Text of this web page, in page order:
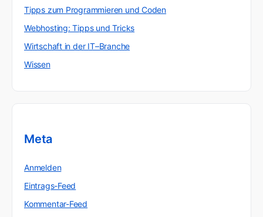
Tipps zum Programmieren und Coden
Webhosting: Tipps und Tricks
Wirtschaft in der IT–Branche
Wissen
Meta
Anmelden
Eintrags-Feed
Kommentar-Feed